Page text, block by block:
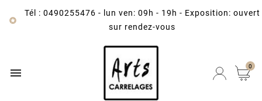

Tél : 0490255476 -
lun ven: 09h - 19h - Exposition: ouvert
sur rendez-vous
 0